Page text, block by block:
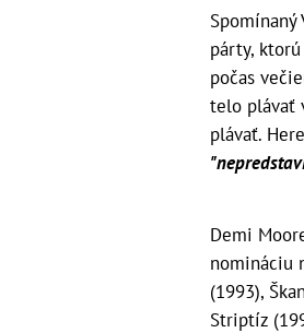
párty,
počas
telo plávať
plávať.
Demi
nomináciu
(1993),
Striptíz